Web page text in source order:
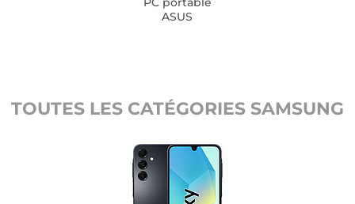
ASUS
TOUTES LES CATÉGORIES SAMSUNG